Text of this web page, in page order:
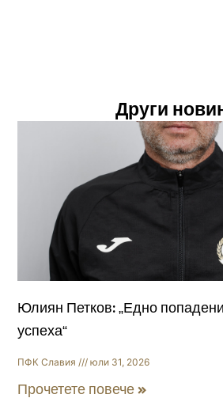
Други
Юлиян Петков: „Едно
успеха“
ПФК Славия юли 31, 2026
Прочетете повече »